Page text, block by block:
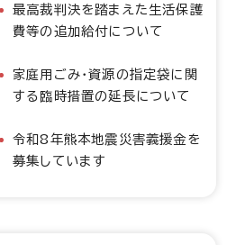
最高裁判決を踏まえた生活保護
費等の追加給付について
家庭用ごみ・資源の指定袋に関
する臨時措置の延長について
令和8年熊本地震災害義援金を
募集しています